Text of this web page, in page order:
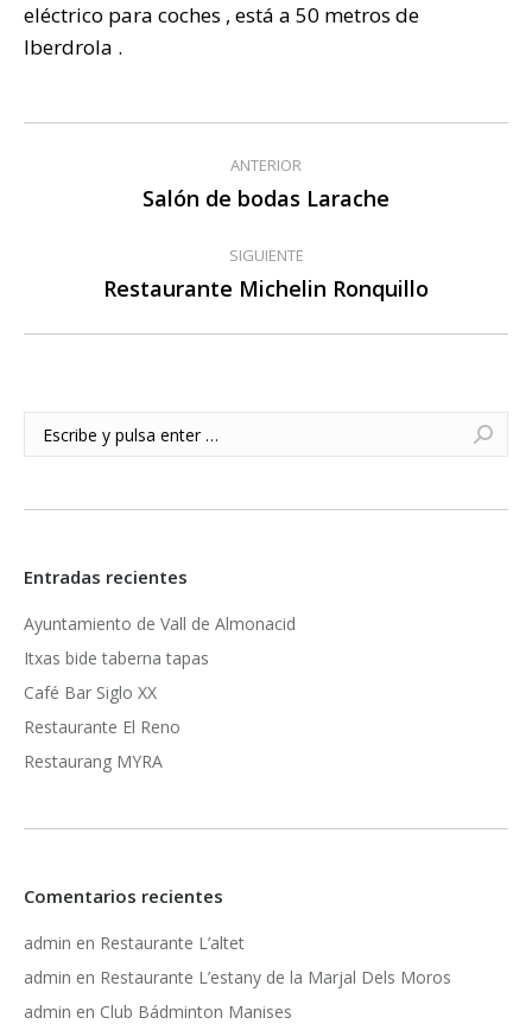
eléctrico para coches , está a 50 metros de
Iberdrola .
Navegación
publicaciones
ANTERIOR
Publicación
Salón de bodas Larache
SIGUIENTE
Publicación
Restaurante Michelin Ronquillo
Buscar:
Entradas recientes
Ayuntamiento de Vall de Almonacid
Itxas bide taberna tapas
Café Bar Siglo XX
Restaurante El Reno
Restaurang MYRA
Comentarios recientes
admin en Restaurante L’altet
admin en Restaurante L’estany de la Marjal Dels Moros
admin en Club Bádminton Manises